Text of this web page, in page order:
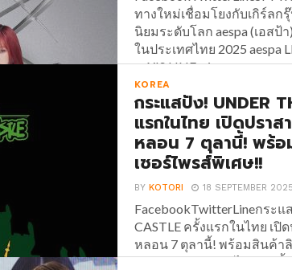
ทางใหม่เชื่อมโยงกับเกิร์ลก
นิยมระดับโลก aespa (เอสป้
ในประเทศไทย 2025 aespa
aeXIS LINE – in...
KOREA
กระแสปัง! UNDER
แรกในไทย เปิดปรา
หลอน 7 ตุลานี้! พร้อ
เซอร์ไพรส์พิเศษ!!
BYKOTORI 18 SEPTEMBER 2025
FacebookTwitterLineกระแ
CASTLE ครั้งแรกในไทย เ
หลอน 7 ตุลานี้! พร้อมสินค้า
พิเศษ!! กระแสแรงไม่หยุด ตั้